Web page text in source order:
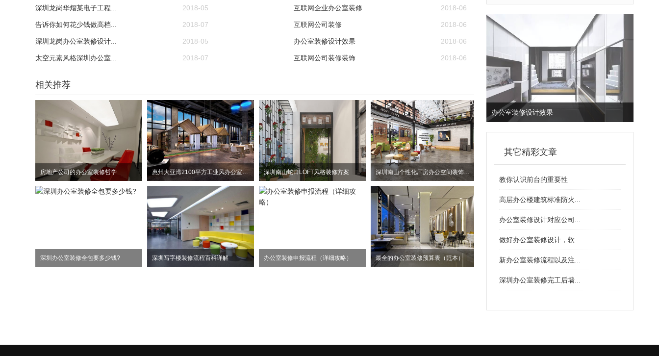
深圳龙岗华熠某电子工程... 2018-05
告诉你如何花少钱做高档... 2018-07
深圳龙岗办公室装修设计... 2018-05
太空元素风格深圳办公室... 2018-07
互联网企业办公室装修 2018-06
互联网公司装修 2018-06
办公室装修设计效果 2018-06
互联网公司装修装饰 2018-06
相关推荐
房地产公司的办公室装修哲学 惠州大亚湾2100平方工业风办公室装修设计项目 深圳南山蛇口LOFT风格装修方案 深圳南山个性化厂房办公空间装饰设计
深圳办公室装修全包要多少钱? 深圳写字楼装修流程百科详解 办公室装修申报流程（详细攻略） 最全的办公室装修预算表（范本）
办公室装修设计效果
其它精彩文章
教你认识前台的重要性
高层办公楼建筑标准防火...
办公室装修设计对应公司...
做好办公室装修设计，软...
新办公室装修流程以及注...
深圳办公室装修完工后墙...